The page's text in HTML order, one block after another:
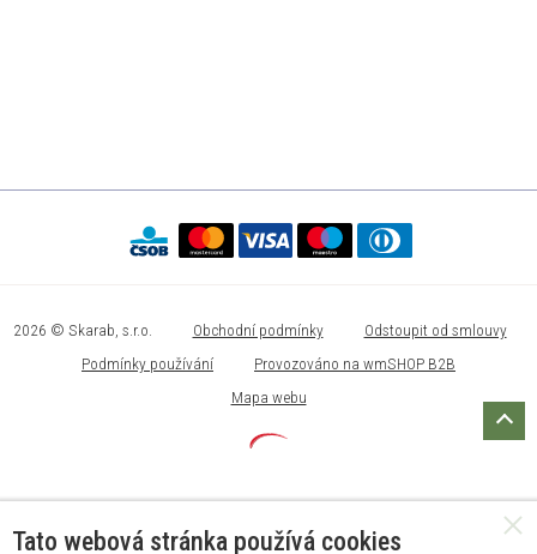
2026 © Skarab, s.r.o. Obchodní podmínky
Odstoupit od smlouvy
Podmínky používání
Provozováno na wmSHOP B2B
Mapa webu
Tato webová stránka používá cookies